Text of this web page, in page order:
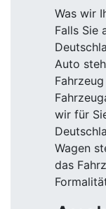
Was wir
Falls Sie
Auto
wir für
Wagen
das